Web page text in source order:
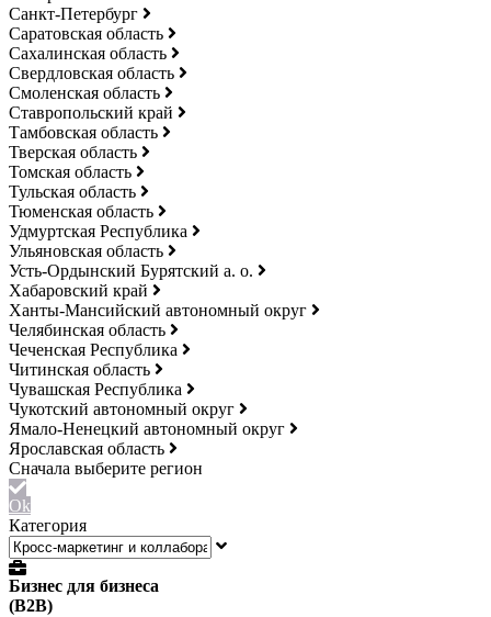
Санкт-Петербург
Саратовская область
Сахалинская область
Свердловская область
Смоленская область
Ставропольский край
Тамбовская область
Тверская область
Томская область
Тульская область
Тюменская область
Удмуртская Республика
Ульяновская область
Усть-Ордынский Бурятский а. о.
Хабаровский край
Ханты-Мансийский автономный округ
Челябинская область
Чеченская Республика
Читинская область
Чувашская Республика
Чукотский автономный округ
Ямало-Ненецкий автономный округ
Ярославская область
Ok
Категория
Бизнес для бизнеса
(B2B)